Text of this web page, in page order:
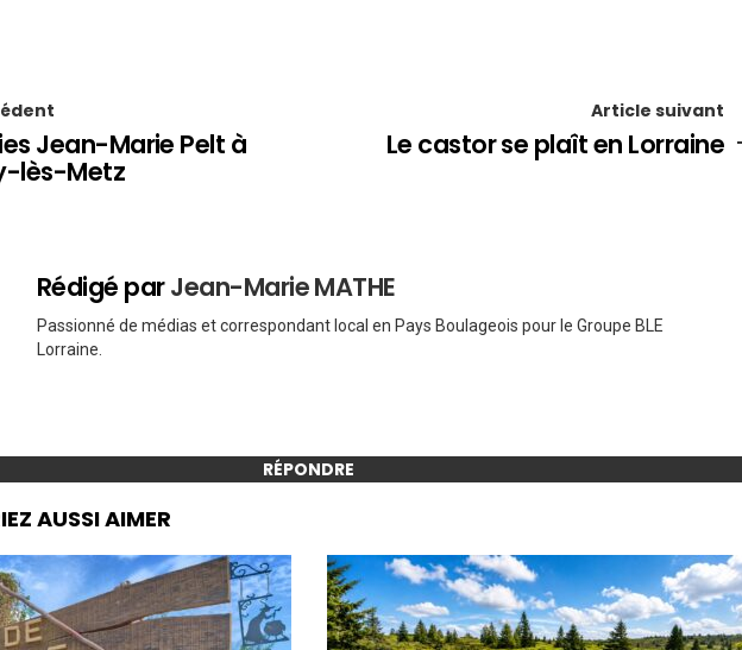
Jean-Marie Pelt à
lès-Metz
Article suivant
Le castor se plaît en Lorraine
Rédigé parJean-Marie MATHE
Passionné de médias et correspondant local en Pays Boulageois pour le Groupe BLE
Lorraine.
RÉPONDRE
AUSSI AIMER